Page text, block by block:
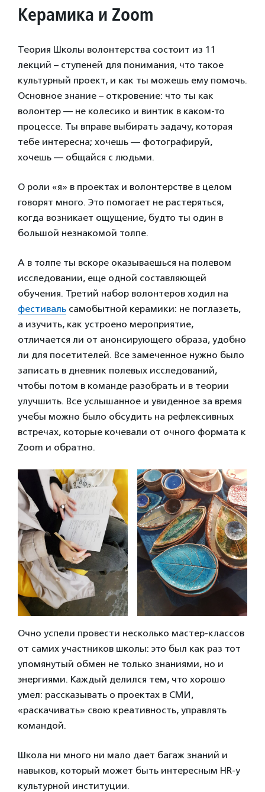
Керамика и Zoom
Теория Школы волонтерства состоит из 11
лекций – ступеней для понимания, что такое
культурный проект, и как ты можешь ему помочь.
Основное знание – откровение: что ты как
волонтер — не колесико и винтик в каком-то
процессе. Ты вправе выбирать задачу, которая
тебе интересна; хочешь — фотографируй,
хочешь — общайся с людьми.
О роли «я» в проектах и волонтерстве в целом
говорят много. Это помогает не растеряться,
когда возникает ощущение, будто ты один в
большой незнакомой толпе.
А в толпе ты вскоре оказываешься на полевом
исследовании, еще одной составляющей
обучения. Третий набор волонтеров ходил на
фестиваль самобытной керамики: не поглазеть,
а изучить, как устроено мероприятие,
отличается ли от анонсирующего образа, удобно
ли для посетителей. Все замеченное нужно было
записать в дневник полевых исследований,
чтобы потом в команде разобрать и в теории
улучшить. Все услышанное и увиденное за время
учебы можно было обсудить на рефлексивных
встречах, которые кочевали от очного формата к
Zoom и обратно.
Очно успели провести несколько мастер-классов
от самих участников школы: это был как раз тот
упомянутый обмен не только знаниями, но и
энергиями. Каждый делился тем, что хорошо
умел: рассказывать о проектах в СМИ,
«раскачивать» свою креативность, управлять
командой.
Школа ни много ни мало дает багаж знаний и
навыков, который может быть интересным HR-у
культурной институции.